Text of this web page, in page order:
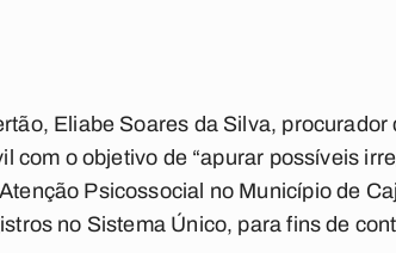
Eliabe Soares da Silva,
com o objetivo de “apurar possíveis
Psicossocial no Município de
no Sistema Único, para fins de